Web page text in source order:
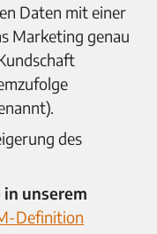
Daten mit einer
Marketing genau
des
in unserem
Definition